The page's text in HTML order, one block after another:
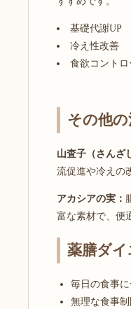
基礎代謝UP
冷え性改善
食欲コントロ
その他
山査子（さんざ
流促進や冷えの
アカシアの実：
富な素材で、便
薬膳ダ
毎日の食事
無理な食事